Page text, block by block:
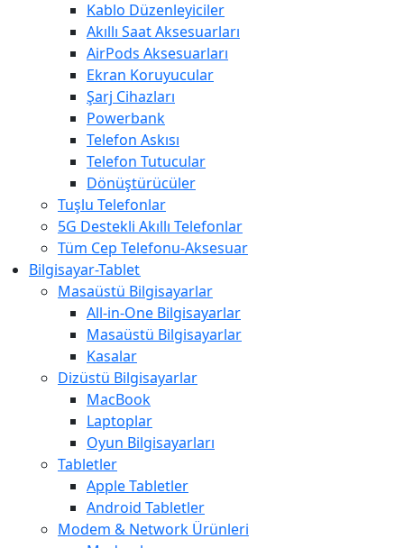
Kablo Düzenleyiciler
Akıllı Saat Aksesuarları
AirPods Aksesuarları
Ekran Koruyucular
Şarj Cihazları
Powerbank
Telefon Askısı
Telefon Tutucular
Dönüştürücüler
Tuşlu Telefonlar
5G Destekli Akıllı Telefonlar
Tüm Cep Telefonu-Aksesuar
Bilgisayar-Tablet
Masaüstü Bilgisayarlar
All-in-One Bilgisayarlar
Masaüstü Bilgisayarlar
Kasalar
Dizüstü Bilgisayarlar
MacBook
Laptoplar
Oyun Bilgisayarları
Tabletler
Apple Tabletler
Android Tabletler
Modem & Network Ürünleri